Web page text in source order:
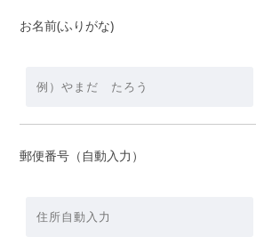
お名前(ふりがな)
郵便番号（自動入力）
頭金
毎月の返済の希望額